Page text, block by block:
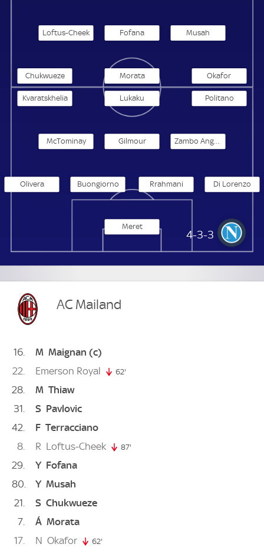
Loftus-Cheek Fofana Musah
Chukwueze Morata Okafor
SSC Neapel
4-3-3
Meret
Di Lorenzo
Rrahmani
Buongiorno
Olivera
Zambo Anguissa
Gilmour
McTominay
Politano
Lukaku
Kvaratskhelia
AC Mailand
16 M Maignan (c)
22
Emerson Royal 62'
28 M Thiaw
31
S Pavlovic
42
F Terracciano
8
R Loftus-Cheek 87'
29 Y Fofana
80
Y Musah
21
S Chukwueze
7
Á Morata
17
N Okafor 62'